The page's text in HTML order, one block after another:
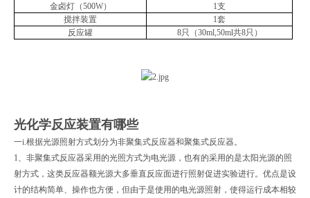
金卤灯（500W）
1支
搅拌装置
1套
反应罐
8只（30ml,50ml共8只）
光化学反应装置有哪些
一i.根据光源照射方式划分为非聚集式反应器和聚集式反应器。
1、非聚集式反应器采用的光照方式为电光源，也有的采用的是太阳光源的照
射方式，这类反应器额光源大多垂直反应面进行照射促进实验进行。优点是设
计的结构简单、操作也方便，但由于是使用的电光源照射，使得运行成本相较